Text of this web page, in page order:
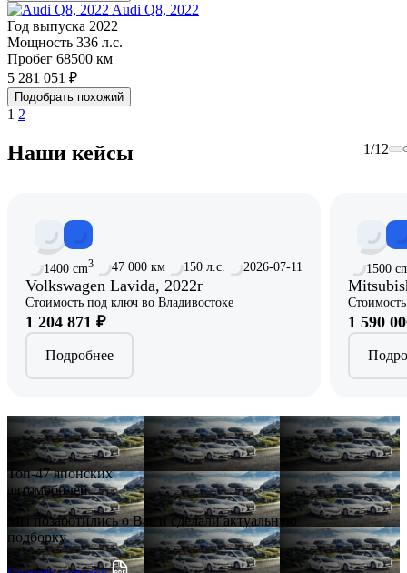
Audi Q8, 2022
Год выпуска 2022
Мощность 336 л.с.
Пробег 68500 км
5 281 051 ₽
Подобрать похожий
1 2
Наши кейсы 1/12
1400 cm3 47 000 км 150 л.с. 2026-07-11
Volkswagen Lavida, 2022г
Стоимость под ключ во Владивостоке
1 204 871 ₽
Подробнее
1500
1 590
Топ-47 японских
автомобилей
Мы позаботились о Вас и сделали актуальную
подборку